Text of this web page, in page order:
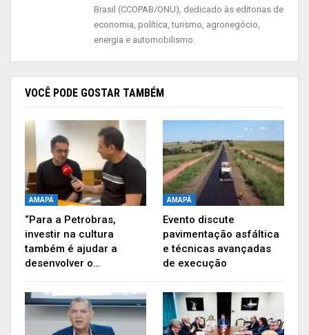
desenvolvimento integrado.
O deputado justifica sua propositura ao
alternativa energética. “O incentivo à geração de
energia elétrica a partir de energia solar, fornece
uma série de benefícios para a promoção de um
desenvolvimento mais sustentável e redução nos
custos”, afirma.
Brasil (CCOPAB/ONU), dedicado às editorias de
economia, política, turismo, agronegócio,
energia e automobilismo.
VOCÊ PODE GOSTAR TAMBÉM
AMAPÁ
“Para a Petrobras,
investir na cultura
também é ajudar a
desenvolver o…
AMAPÁ
Evento discute
pavimentação asfáltica
e técnicas avançadas
de execução